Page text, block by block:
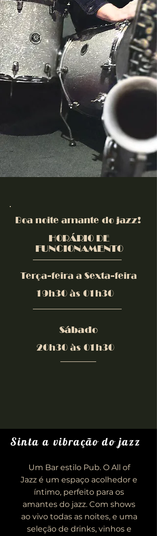
Boa noite amante do jazz!
HORÁRIO DE
FUNCIONAMENTO
Terça-feira a Sexta-feira
19h30 às 01h30
Sábado
20h30 às 01h30
Sinta a vibração do jazz
Um Bar estilo Pub. O All of
Jazz é um espaço acolhedor e
íntimo, perfeito para os
amantes do jazz. Com shows
ao vivo todas as noites, e uma
seleção de drinks, vinhos e